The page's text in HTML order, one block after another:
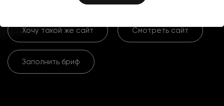
Хочу такой же сайт Смотреть сайт
Заполнить бриф